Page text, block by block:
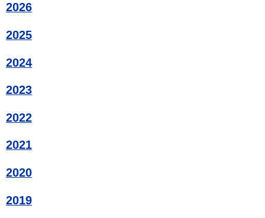
2026
2025
2024
2023
2022
2021
2020
2019